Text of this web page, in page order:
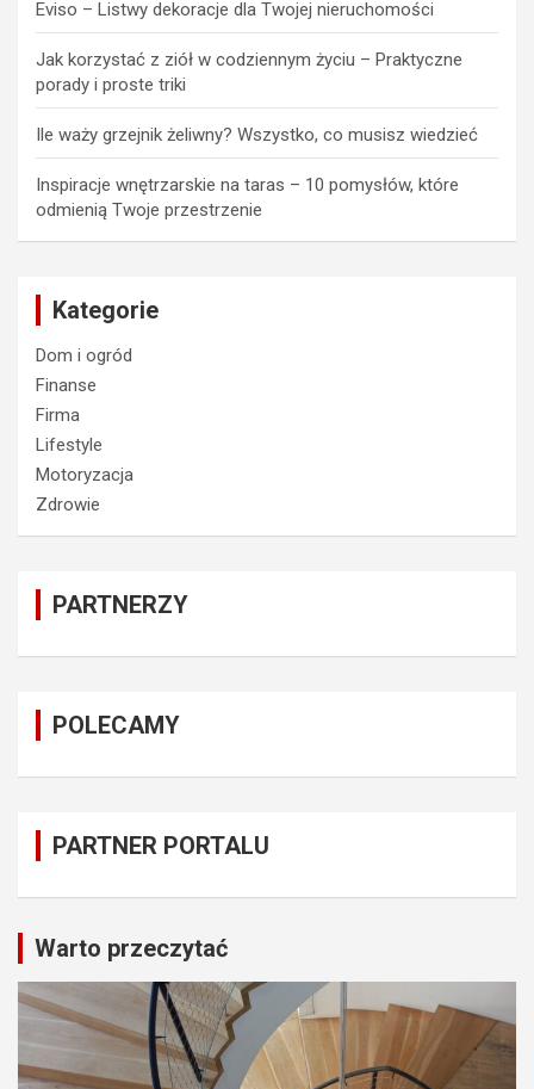
Eviso – Listwy dekoracje dla Twojej nieruchomości
Jak korzystać z ziół w codziennym życiu – Praktyczne
porady i proste triki
Ile waży grzejnik żeliwny? Wszystko, co musisz wiedzieć
Inspiracje wnętrzarskie na taras – 10 pomysłów, które
odmienią Twoje przestrzenie
Kategorie
Dom i ogród
Finanse
Firma
Lifestyle
Motoryzacja
Zdrowie
PARTNERZY
POLECAMY
PARTNER PORTALU
Warto przeczytać